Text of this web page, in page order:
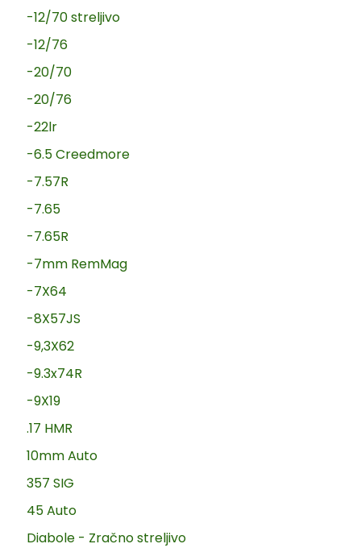
-12/70 streljivo
-12/76
-20/70
-20/76
-22lr
-6.5 Creedmore
-7.57R
-7.65
-7.65R
-7mm RemMag
-7X64
-8X57JS
-9,3X62
-9.3x74R
-9X19
.17 HMR
10mm Auto
357 SIG
45 Auto
Diabole - Zračno streljivo